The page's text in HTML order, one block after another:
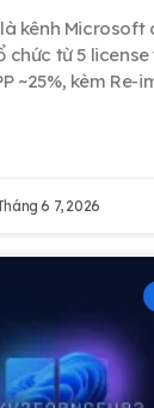
kênh Microsoft
từ 5 license
~25%, kèm Re-
6 7, 2026